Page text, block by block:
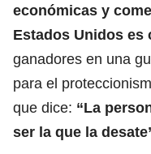
económicas y
Estados Unidos es
ganadores en una
para el
que dice: “La
ser la que la